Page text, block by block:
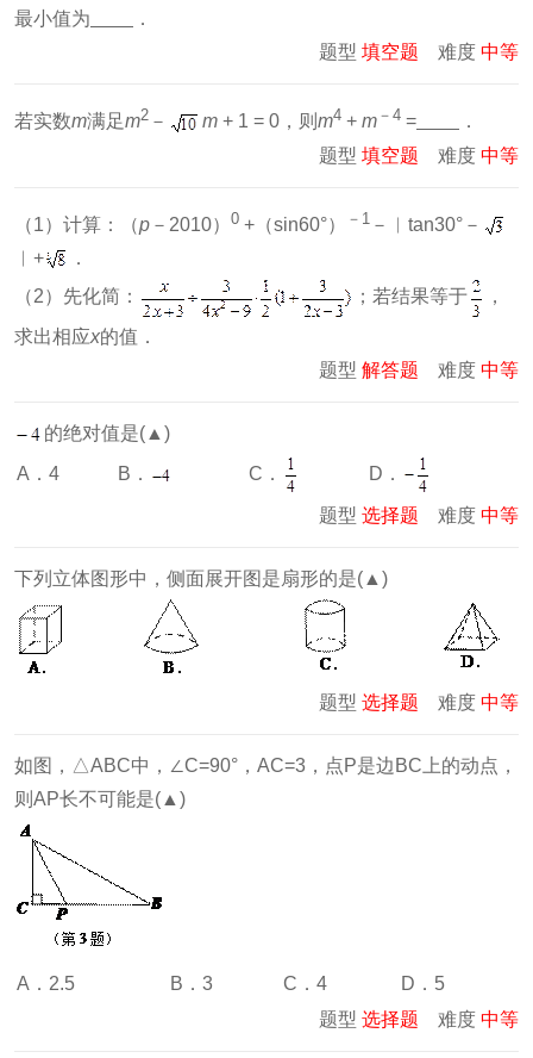
最小值为
．
题型 填空题 难度 中等
若实数m满足m2 － m + 1 = 0，则 m4 + m － 4 =
．
题型 填空题 难度 中等
（1）计算：（p －2010） 0 +（sin60°） － 1 －︱tan30°－
︱+
．
（2）先化简：
；若结果等于
，
求出相应x的值．
题型 解答题 难度 中等
的绝对值是(▲)
A．4
B． C． D．
题型 选择题 难度 中等
下列立体图形中，侧面展开图是扇形的是(▲)
题型 选择题 难度 中等
如图，△ABC中，∠C=90°，AC=3，点P是边BC上的动点，
则AP长不可能是(▲)
A．2.5 B．3 C．4
D．5
题型 选择题 难度 中等